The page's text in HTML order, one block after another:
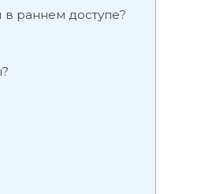
в раннем доступе?